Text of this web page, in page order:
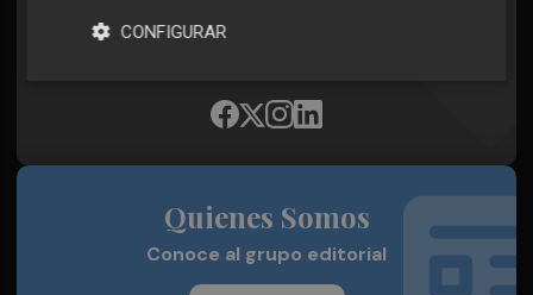
Síguenos en redes
Quienes Somos
Conoce al grupo editorial
CONFIGURAR